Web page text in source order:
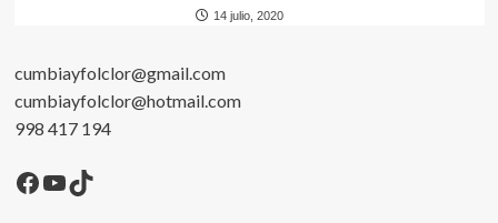
14 julio, 2020
cumbiayfolclor@gmail.com
cumbiayfolclor@hotmail.com
998 417 194
Facebook
YouTube
TikTok